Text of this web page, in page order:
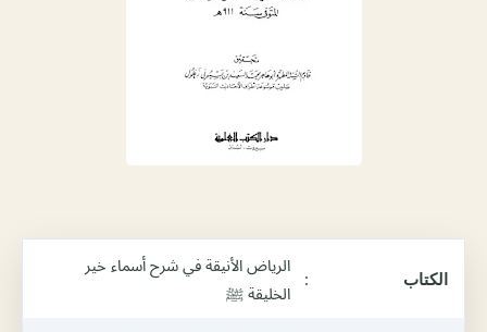
الكتاب :
الرياض الأنيقة في شرح أسماء خير
الخليقة ﷺ